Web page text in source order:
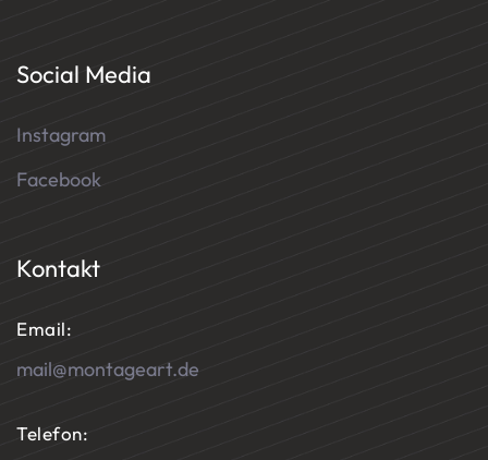
Social Media
Instagram
Facebook
Kontakt
Email:
mail@montageart.de
Telefon: